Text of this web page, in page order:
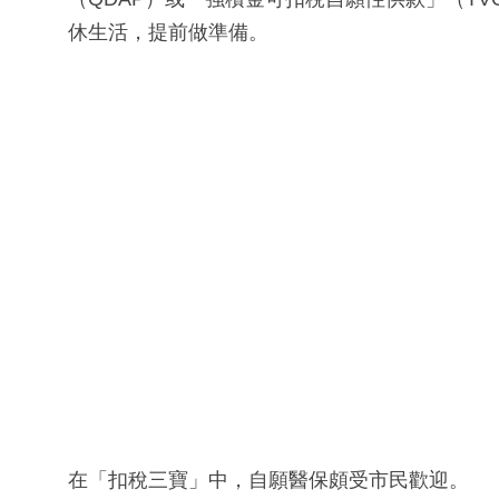
休生活，提前做準備。
在「扣稅三寶」中，自願醫保頗受市民歡迎。